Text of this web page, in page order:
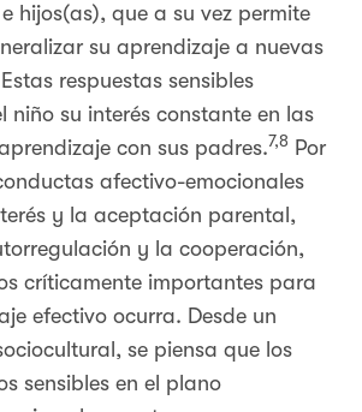
hijos(as), que a su vez permite
su aprendizaje a nuevas
Estas respuestas sensibles
niño su interés constante en las
con sus padres.7,8 Por
afectivo-emocionales
y la aceptación parental,
y la cooperación,
críticamente importantes para
efectivo ocurra. Desde un
se piensa que los
sensibles en el plano